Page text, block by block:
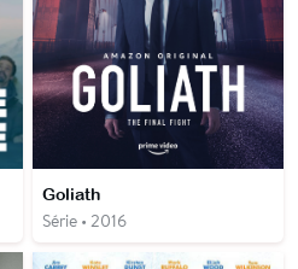
Goliath
Série • 2016